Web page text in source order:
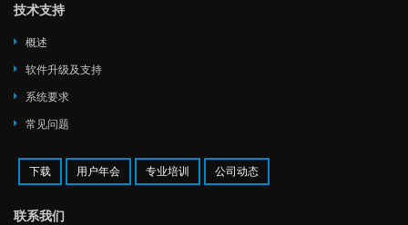
技术支持
概述
软件升级及支持
系统要求
常见问题
下载 用户年会 专业培训 公司动态
联系我们